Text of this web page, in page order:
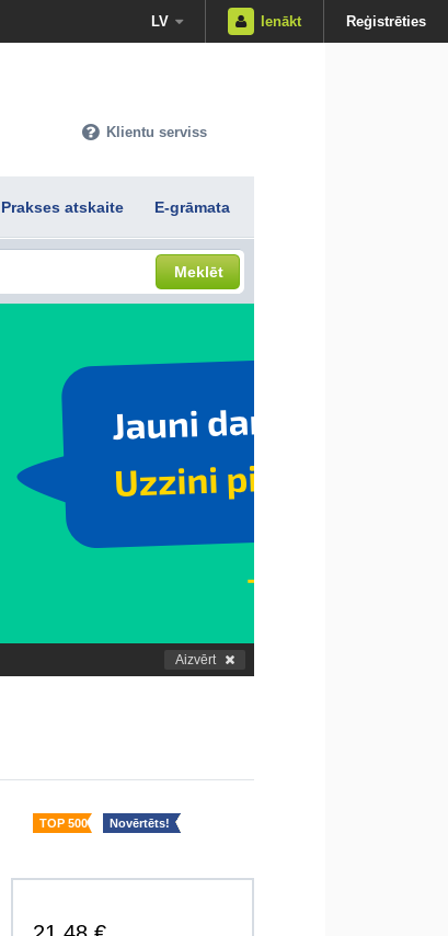
LV Ienākt Reģistrēties
Klientu serviss
Prakses atskaite E-grāmata
Meklēt
Aizvērt
TOP 500 Novērtēts!